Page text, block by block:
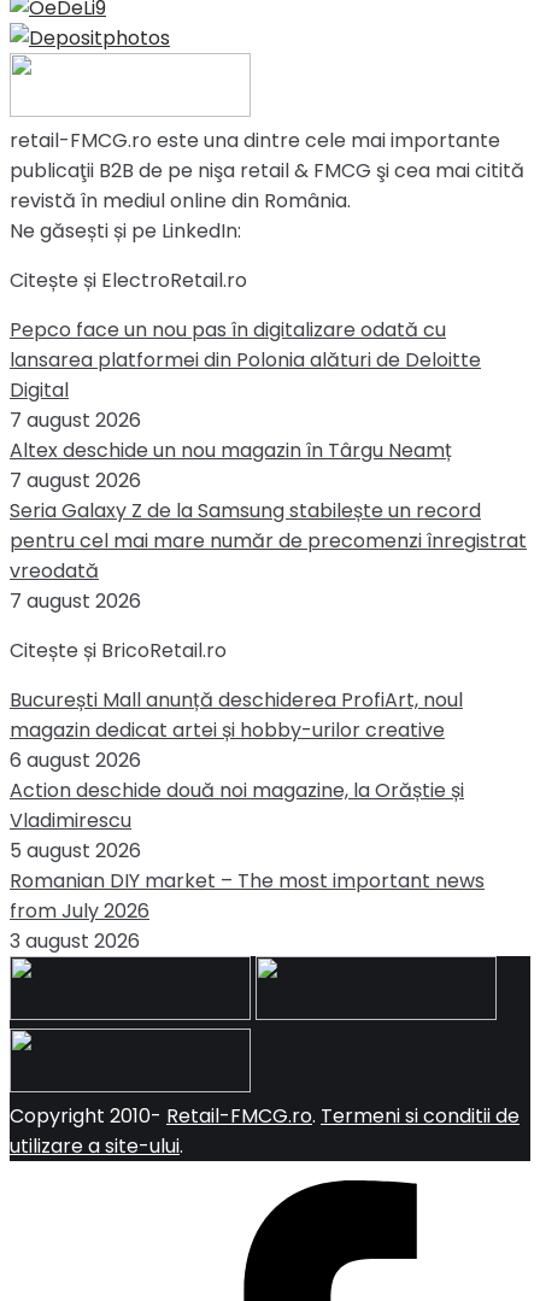
retail-FMCG.ro este una dintre cele mai importante
publicaţii B2B de pe nişa retail & FMCG şi cea mai citită
revistă în mediul online din România.
Ne găsești și pe LinkedIn:
Citește și ElectroRetail.ro
Pepco face un nou pas în digitalizare odată cu
lansarea platformei din Polonia alături de Deloitte
Digital
7 august 2026
Altex deschide un nou magazin în Târgu Neamț
7 august 2026
Seria Galaxy Z de la Samsung stabilește un record
pentru cel mai mare număr de precomenzi înregistrat
vreodată
7 august 2026
Citește și BricoRetail.ro
București Mall anunță deschiderea ProfiArt, noul
magazin dedicat artei și hobby-urilor creative
6 august 2026
Action deschide două noi magazine, la Orăștie și
Vladimirescu
5 august 2026
Romanian DIY market – The most important news
from July 2026
3 august 2026
Copyright 2010- Retail-FMCG.ro. Termeni si conditii de
utilizare a site-ului.